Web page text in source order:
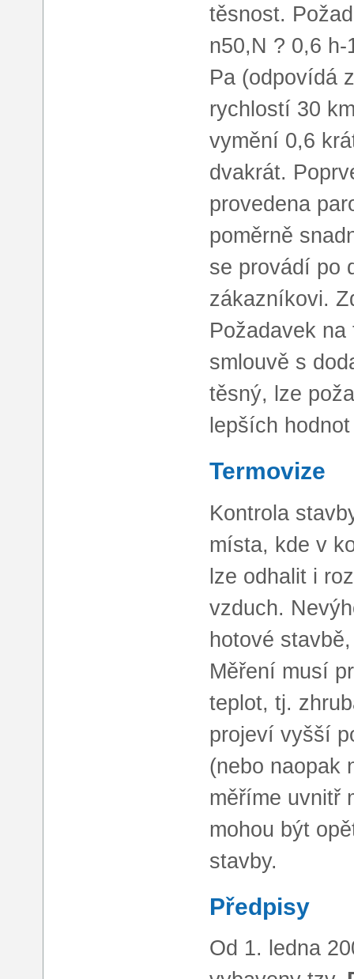
těsnost.
n50,N ? 0,6
Pa (odpovídá
rychlostí 30
vymění 0,6
dvakrát.
provedena
poměrně
se provádí po
zákazníkovi.
Požadavek
smlouvě s
těsný, lze
lepších
Termovize
Kontrola
místa, kde v
lze odhalit i
vzduch.
hotové
Měření musí
teplot, tj.
projeví vyšší
(nebo naopak
měříme uvnitř
mohou být
stavby.
Předpisy
Od 1. ledna